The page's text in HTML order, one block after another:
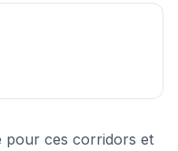
pour ces corridors et